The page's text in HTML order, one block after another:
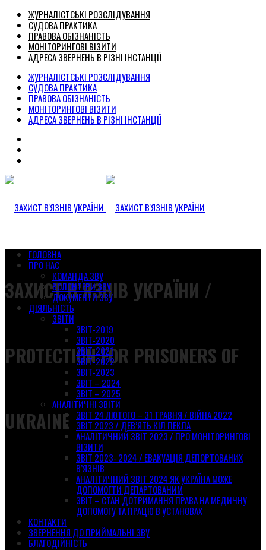
ЖУРНАЛІСТСЬКІ РОЗСЛІДУВАННЯ
СУДОВА ПРАКТИКА
ПРАВОВА ОБІЗНАНІСТЬ
МОНІТОРИНГОВІ ВІЗИТИ
АДРЕСА ЗВЕРНЕНЬ В РІЗНІ ІНСТАНЦІЇ
ЖУРНАЛІСТСЬКІ РОЗСЛІДУВАННЯ
СУДОВА ПРАКТИКА
ПРАВОВА ОБІЗНАНІСТЬ
МОНІТОРИНГОВІ ВІЗИТИ
АДРЕСА ЗВЕРНЕНЬ В РІЗНІ ІНСТАНЦІЇ
ЗАХИСТ В’ЯЗНІВ УКРАЇНИ /
PROTECTION FOR PRISONERS OF
UKRAINE
ГОЛОВНА
ПРО НАС
КОМАНДА ЗВУ
ВОЛОНТЕРИ ЗВУ
ДОКУМЕНТИ ЗВУ
ДІЯЛЬНІСТЬ
ЗВІТИ
ЗВІТ-2019
ЗВІТ-2020
ЗВІТ-2021
ЗВІТ-2022
ЗВІТ-2023
ЗВІТ – 2024
ЗВІТ – 2025
АНАЛІТИЧНІ ЗВІТИ
ЗВІТ 24 ЛЮТОГО – 31 ТРАВНЯ / ВІЙНА 2022
ЗВІТ 2023 / ДЕВ’ЯТЬ КІЛ ПЕКЛА
АНАЛІТИЧНИЙ ЗВІТ 2023 / ПРО МОНІТОРИНГОВІ
ВІЗИТИ
ЗВІТ 2023- 2024 / ЕВАКУАЦІЯ ДЕПОРТОВАНИХ
В’ЯЗНІВ
АНАЛІТИЧНИЙ ЗВІТ 2024 ЯК УКРАЇНА МОЖЕ
ДОПОМОГТИ ДЕПАРТОВАНИМ
ЗВІТ – СТАН ДОТРИМАННЯ ПРАВА НА МЕДИЧНУ
ДОПОМОГУ ТА ПРАЦЮ В УСТАНОВАХ
КОНТАКТИ
ЗВЕРНЕННЯ ДО ПРИЙМАЛЬНІ ЗВУ
БЛАГОДІЙНІСТЬ